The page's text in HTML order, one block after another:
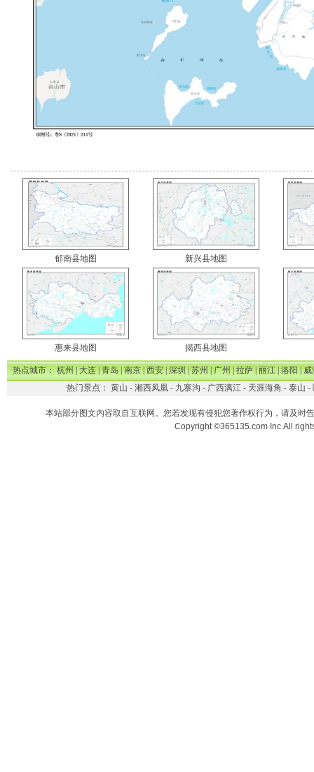
郁南县地图 新兴县地图
惠来县地图 揭西县地图
热点城市：杭州|大连|青岛|南京|西安|深圳|苏州|广州|拉萨|丽江|洛阳|威
热门景点： 黄山 - 湘西凤凰- 九寨沟 - 广西漓江- 天涯海角 - 泰山 -
本站部分图文内容取自互联网。您若发现有侵犯您著作权行为，请及时
Copyright ©365135.com Inc.All